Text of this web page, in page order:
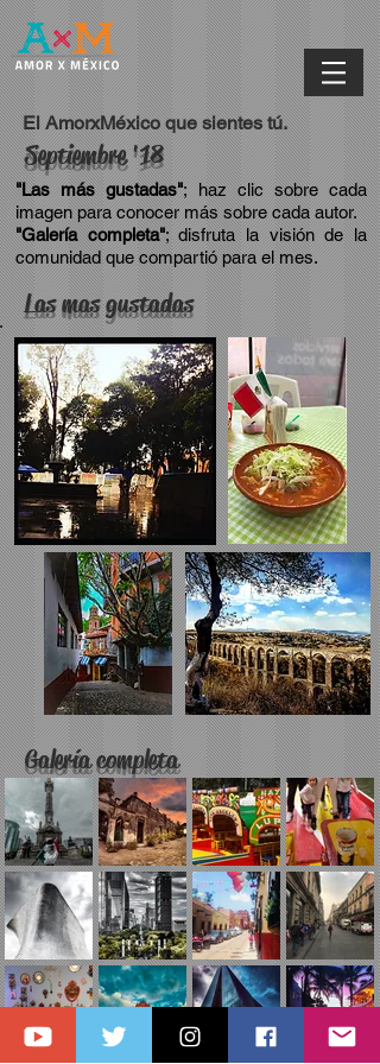
El AmorxMéxico que sientes tú.
Septiembre '18
"Las más gustadas"; haz clic sobre cada
imagen para conocer más sobre cada autor.
"Galería completa"; disfruta la visión de la
comunidad que compartió para el mes.
Las mas gustadas
Galería completa